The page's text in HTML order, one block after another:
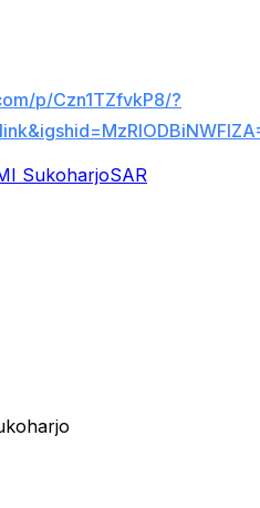
p/Czn1TZfvkP8/?
SukoharjoSAR